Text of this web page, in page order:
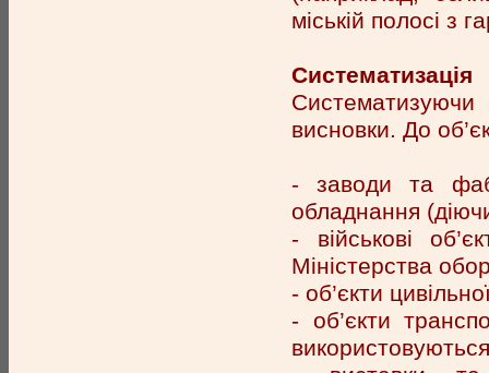
міській полосі з
висновки. До
- заводи та
обладнання
- військові
Міністерства
- об’єкти
- об’єкти